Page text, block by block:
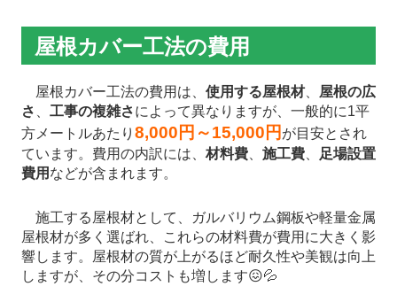
屋根カバー工法の費用
屋根カバー工法の費用は、 使用する屋根材、 屋根の広
さ
工事の複雑さによって異なりますが、一般的に1平
方メートルあたり 8,000円～15,000円 が目安とされ
ています。費用の内訳には、 材料費、 施工費、
足場設置
費用 などが含まれます。
施工する屋根材として、ガルバリウム鋼板や軽量金属
屋根材が多く選ばれ、これらの材料費が費用に大きく影
響します。屋根材の質が上がるほど耐久性や美観は向上
しますが、その分コストも増します😖💦